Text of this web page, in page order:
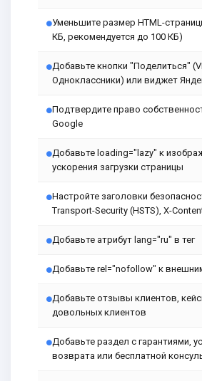
Уменьшите размер HTML-
КБ, рекомендуется до 100 КБ)
Добавьте кнопки "Поделиться"
Одноклассники) или виджет
Подтвердите право
Google
Добавьте loading="lazy" к
ускорения загрузки страницы
Настройте заголовки
Transport-Security (HSTS), X-
Добавьте атрибут lang="ru" в тег
Добавьте rel="nofollow" к
Добавьте отзывы клиентов,
довольных клиентов
Добавьте раздел с гарантиями,
возврата или бесплатной